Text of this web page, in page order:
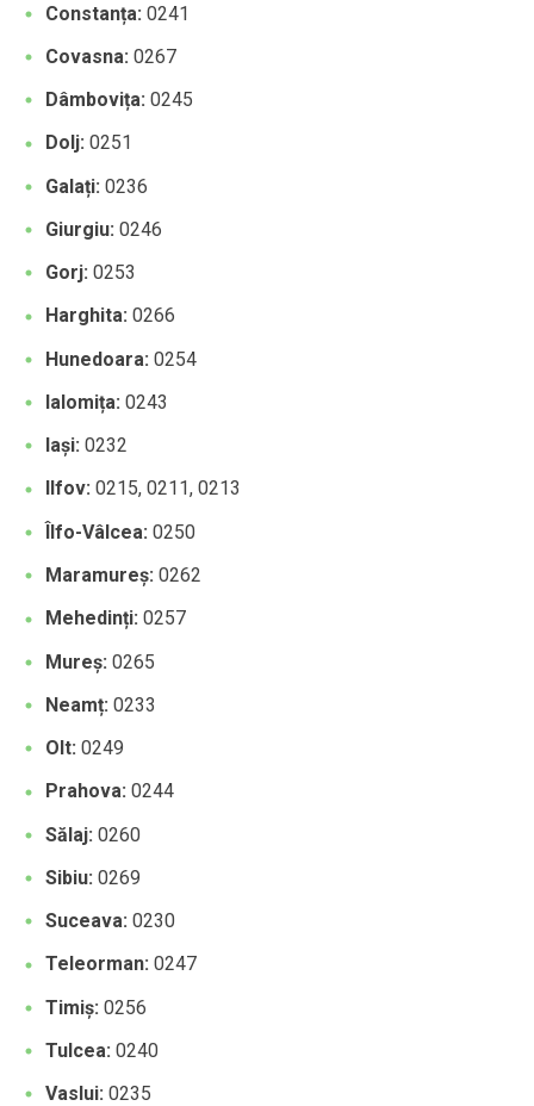
Constanța: 0241
Covasna: 0267
Dâmbovița: 0245
Dolj: 0251
Galați: 0236
Giurgiu: 0246
Gorj: 0253
Harghita: 0266
Hunedoara: 0254
Ialomița: 0243
Iași: 0232
Ilfov: 0215, 0211, 0213
Îlfo-Vâlcea: 0250
Maramureș: 0262
Mehedinți: 0257
Mureș: 0265
Neamț: 0233
Olt: 0249
Prahova: 0244
Sălaj: 0260
Sibiu: 0269
Suceava: 0230
Teleorman: 0247
Timiș: 0256
Tulcea: 0240
Vaslui: 0235